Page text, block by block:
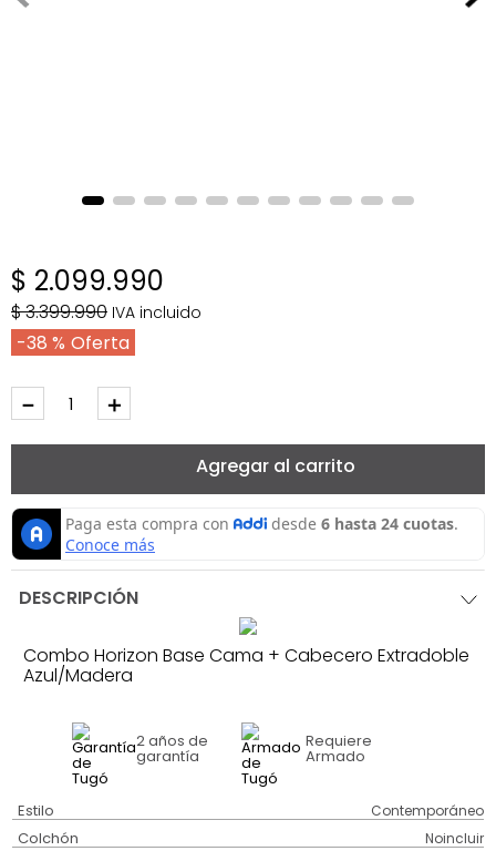
$ 2.099.990
$3.399.990 IVA incluido
38 %
＋
－
Agregar al carrito
DESCRIPCIÓN
Combo Horizon Base Cama + Cabecero Extradoble
Azul/Madera
2 años de
garantía
Requiere
Armado
Estilo Contemporáneo
Colchón Noincluir